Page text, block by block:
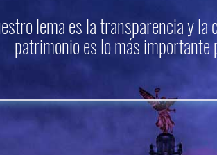
lema es la transparencia y la
patrimonio es lo más importante